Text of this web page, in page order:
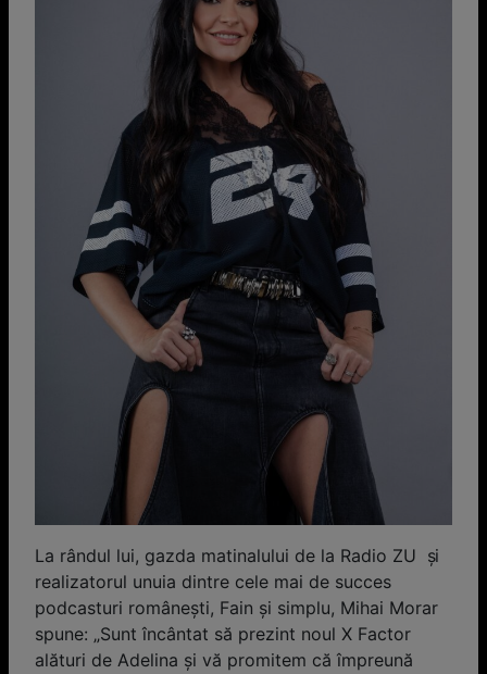
La rândul lui, gazda matinalului de la Radio ZU şi
realizatorul unuia dintre cele mai de succes
podcasturi româneşti, Fain şi simplu, Mihai Morar
spune: „Sunt încântat să prezint noul X Factor
alături de Adelina şi vă promitem că împreună